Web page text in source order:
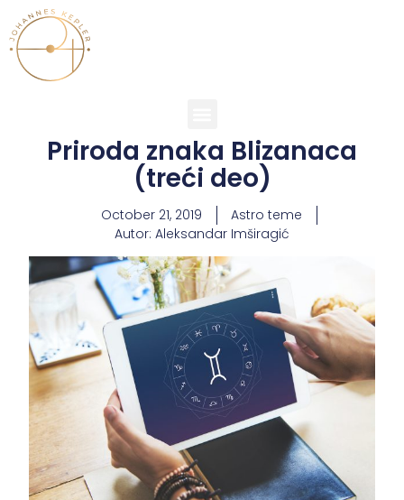
Priroda znaka Blizanaca
(treći deo)
October 21, 2019
Astro teme
Autor: Aleksandar Imširagić